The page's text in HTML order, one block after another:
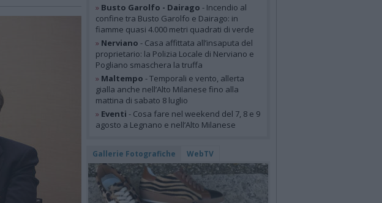
» Busto Garolfo - Dairago - Incendio al
confine tra Busto Garolfo e Dairago: in
fiamme quasi 4.000 metri quadrati di verde
» Nerviano - Casa affittata all’insaputa del
proprietario: la Polizia Locale di Nerviano e
Pogliano smaschera la truffa
» Maltempo - Temporali e vento, allerta
gialla anche nell’Alto Milanese fino alla
mattina di sabato 8 luglio
» Eventi - Cosa fare nel weekend del 7, 8 e 9
agosto a Legnano e nell’Alto Milanese
Gallerie Fotografiche WebTV